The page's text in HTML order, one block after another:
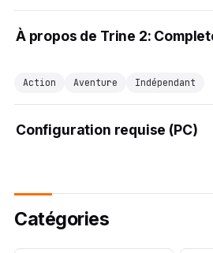
À propos de Trine 2:
Action Aventure Indépendant
Configuration requise (PC)
Catégories